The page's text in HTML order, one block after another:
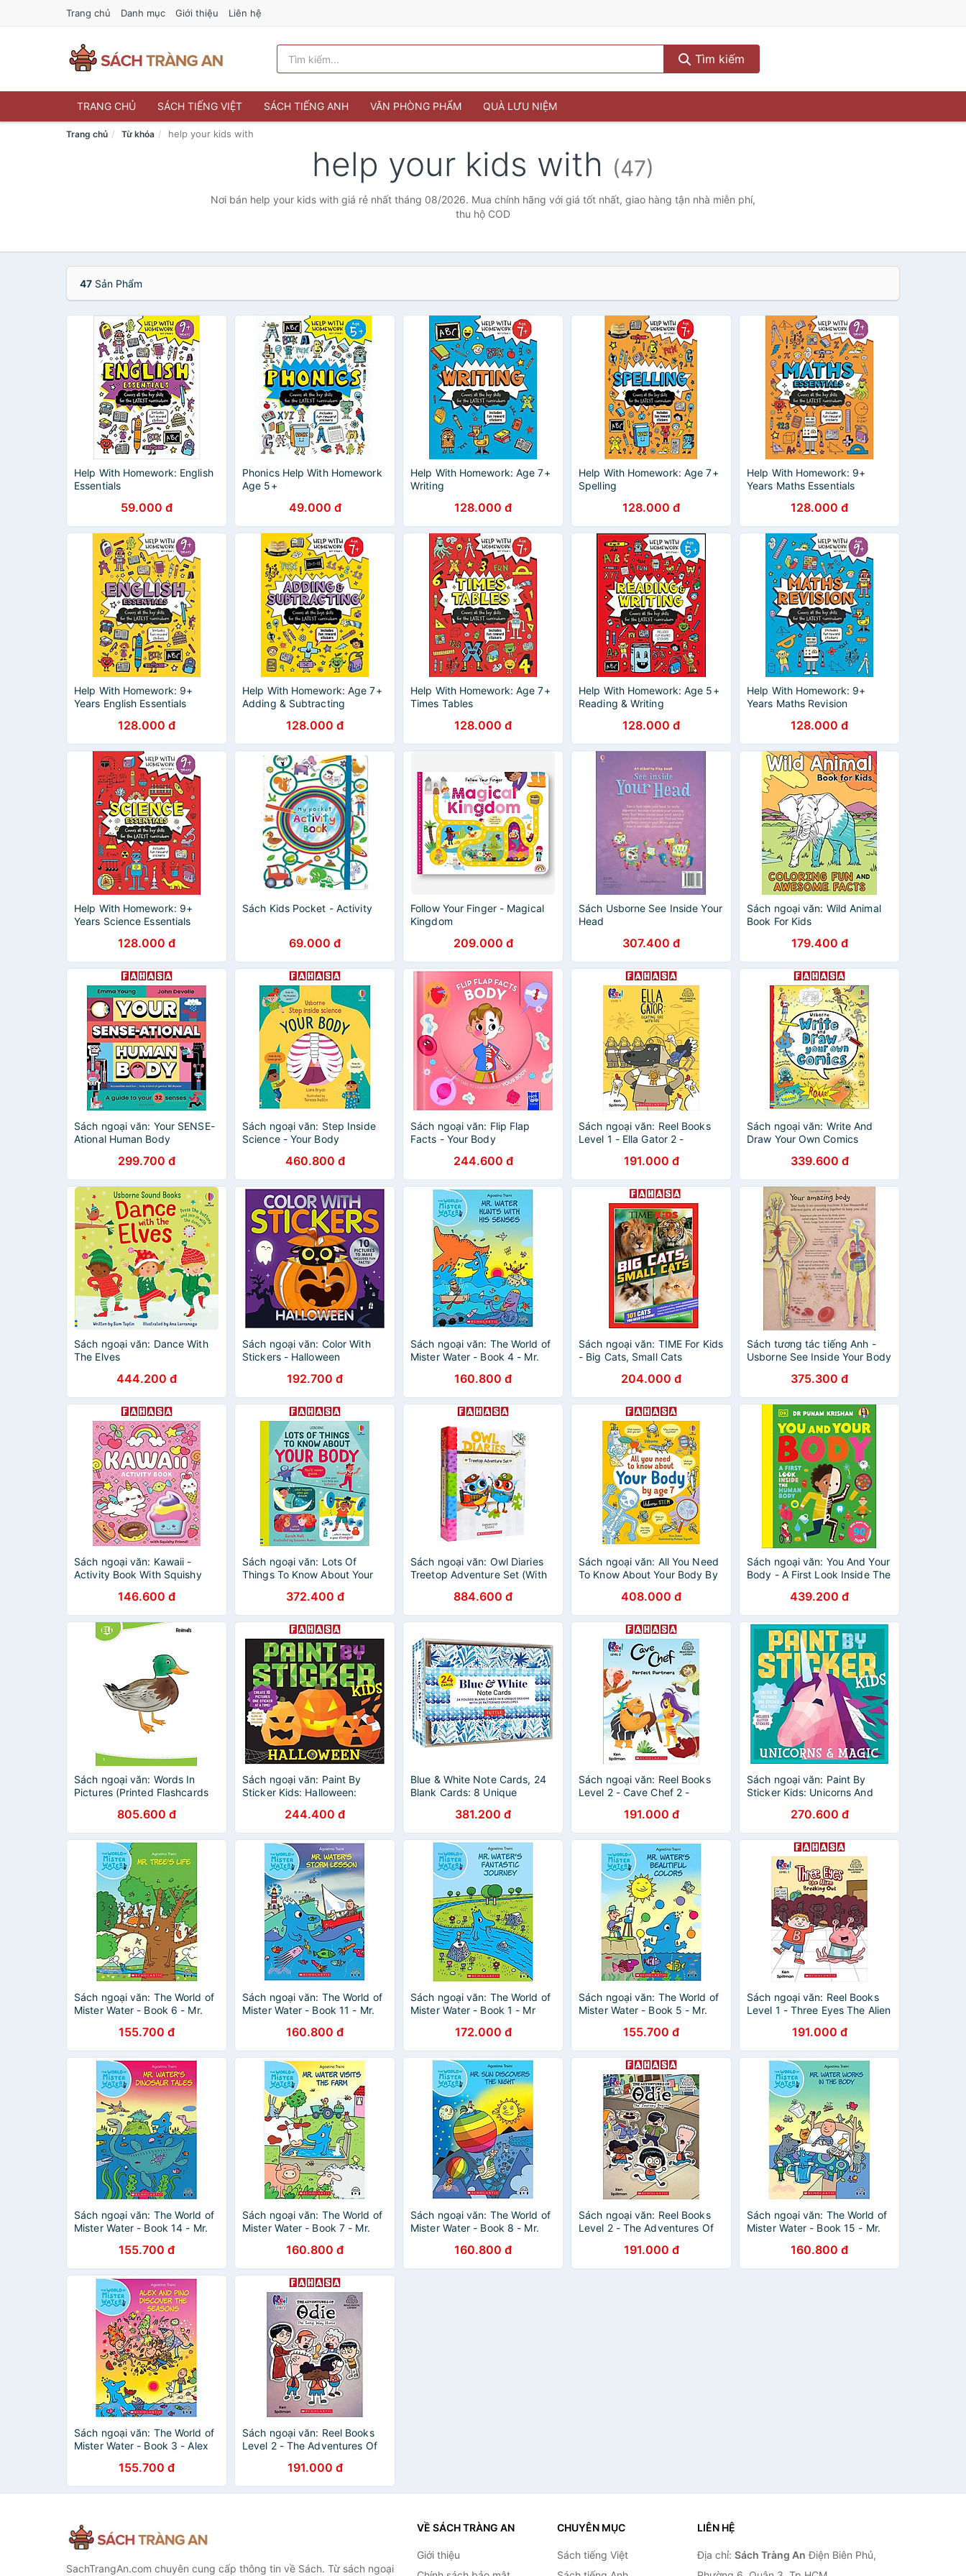
Trang chủ Danh mục Giới thiệu Liên hệ
Tìm kiếm
TRANG CHỦ SÁCH TIẾNG VIỆT SÁCH TIẾNG ANH VĂN PHÒNG PHẨM QUÀ LƯU NIỆM
Trang chủ Từ khóa help your kids with
help your kids with (47)
Nơi bán help your kids with giá rẻ nhất tháng 08/2026. Mua chính hãng với giá tốt nhất, giao hàng tận nhà miễn phí,
thu hộ COD
47 Sản Phẩm
Help With Homework: English
Essentials
59.000 đ
Phonics Help With Homework
Age 5+
49.000 đ
Help With Homework: Age 7+
Writing
128.000 đ
Help With Homework: Age 7+
Spelling
128.000 đ
Help With Homework: 9+
Years Maths Essentials
128.000 đ
Help With Homework: 9+
Years English Essentials
128.000 đ
Help With Homework: Age 7+
Adding & Subtracting
128.000 đ
Help With Homework: Age 7+
Times Tables
128.000 đ
Help With Homework: Age 5+
Reading & Writing
128.000 đ
Help With Homework: 9+
Years Maths Revision
128.000 đ
Help With Homework: 9+
Years Science Essentials
128.000 đ
Sách Kids Pocket - Activity
69.000 đ
Follow Your Finger - Magical
Kingdom
209.000 đ
Sách Usborne See Inside Your
Head
307.400 đ
Sách ngoại văn: Wild Animal
Book For Kids
179.400 đ
Sách ngoại văn: Your SENSE-
Ational Human Body
299.700 đ
Sách ngoại văn: Step Inside
Science - Your Body
460.800 đ
Sách ngoại văn: Flip Flap
Facts - Your Body
244.600 đ
Sách ngoại văn: Reel Books
Level 1 - Ella Gator 2 -
Storyplus)191.000 đ
Sách ngoại văn: Write And
Draw Your Own Comics
339.600 đ
Sách ngoại văn: Dance With
The Elves
444.200 đ
Sách ngoại văn: Color With
Stickers - Halloween
192.700 đ
Sách ngoại văn: The World of
Mister Water - Book 4 - Mr.
(With Storyplus)
160.800 đ
Sách ngoại văn: TIME For Kids
- Big Cats, Small Cats
204.000 đ
Sách tương tác tiếng Anh -
Usborne See Inside Your Body
375.300 đ
Sách ngoại văn: Kawaii -
Activity Book With Squishy
146.600 đ
Sách ngoại văn: Lots Of
Things To Know About Your
372.400 đ
Sách ngoại văn: Owl Diaries
Treetop Adventure Set (With
884.600 đ
Sách ngoại văn: All You Need
To Know About Your Body By
408.000 đ
Sách ngoại văn: You And Your
Body - A First Look Inside The
439.200 đ
Sách ngoại văn: Words In
Pictures (Printed Flashcards
805.600 đ
Sách ngoại văn: Paint By
Sticker Kids: Halloween:
Sticker At A Time!
244.400 đ
Blue & White Note Cards, 24
Blank Cards: 8 Unique
Envelopes381.200 đ
Sách ngoại văn: Reel Books
Level 2 - Cave Chef 2 -
Storyplus)191.000 đ
Sách ngoại văn: Paint By
Sticker Kids: Unicorns And
One Sticker At A Time!
270.600 đ
Sách ngoại văn: The World of
Mister Water - Book 6 - Mr.
155.700 đ
Sách ngoại văn: The World of
Mister Water - Book 11 - Mr.
Storyplus)160.800 đ
Sách ngoại văn: The World of
Mister Water - Book 1 - Mr
(With Storyplus)
172.000 đ
Sách ngoại văn: The World of
Mister Water - Book 5 - Mr.
Storyplus)155.700 đ
Sách ngoại văn: Reel Books
Level 1 - Three Eyes The Alien
Storyplus)191.000 đ
Sách ngoại văn: The World of
Mister Water - Book 14 - Mr.
Storyplus)155.700 đ
Sách ngoại văn: The World of
Mister Water - Book 7 - Mr.
Storyplus)160.800 đ
Sách ngoại văn: The World of
Mister Water - Book 8 - Mr.
(With Storyplus)
160.800 đ
Sách ngoại văn: Reel Books
Level 2 - The Adventures Of
(With Storyplus)
191.000 đ
Sách ngoại văn: The World of
Mister Water - Book 15 - Mr.
(With Storyplus)
160.800 đ
Sách ngoại văn: The World of
Mister Water - Book 3 - Alex
Seasons (With Storyplus)
155.700 đ
Sách ngoại văn: Reel Books
Level 2 - The Adventures Of
(With Storyplus)
191.000 đ
SachTrangAn.com chuyên cung cấp thông tin về Sách. Từ sách ngoại
VỀ SÁCH TRÀNG AN
Giới thiệu
CHUYÊN MỤC
Sách tiếng Việt
LIÊN HỆ
Địa chỉ: Sách Tràng An Điện Biên Phủ,